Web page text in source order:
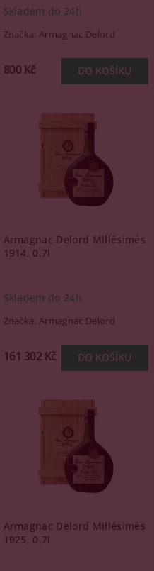
Skladem do 24h
Značka: Armagnac Delord
800 Kč
Armagnac Delord Millésimés
1914, 0,7l
Skladem do 24h
Značka: Armagnac Delord
161 302 Kč
Armagnac Delord Millésimés
1925, 0,7l